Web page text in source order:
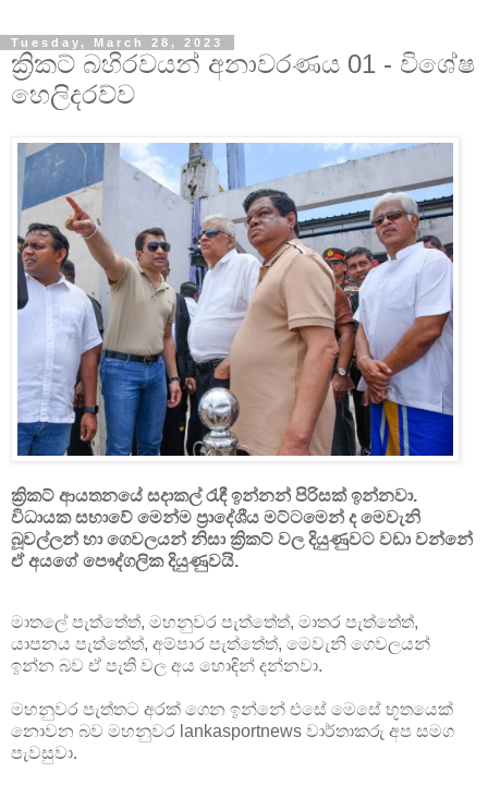
Tuesday, March 28, 2023
ක්‍රිකට් බහිරවයන් අනාවරණය 01 - විශේෂ
හෙලිදරව්ව
ක්‍රිකට් ආයතනයේ සදාකල් රැඳී ඉන්නන් පිරිසක් ඉන්නවා.
විධායක සභාවේ මෙන්ම ප්‍රාදේශීය මට්ටමෙන් ද මෙවැනි
බූවල්ලන් හා ගෙවලයන් නිසා ක්‍රිකට් වල දියුණුවට වඩා වන්නේ
ඒ අයගේ පෞද්ගලික දියුණුවයි.
මාතලේ පැත්තේත්, මහනුවර පැත්තේත්, මාතර පැත්තේත්,
යාපනය පැත්තේත්, අම්පාර පැත්තේත්, මෙවැනි ගෙවලයන්
ඉන්න බව ඒ පැති වල අය හොඳින් දන්නවා.
මහනුවර පැත්තට අරක් ගෙන ඉන්නේ එසේ මෙසේ භූතයෙක්
නොවන බව මහනුවර lankasportnews වාර්තාකරු අප සමග
පැවසුවා.